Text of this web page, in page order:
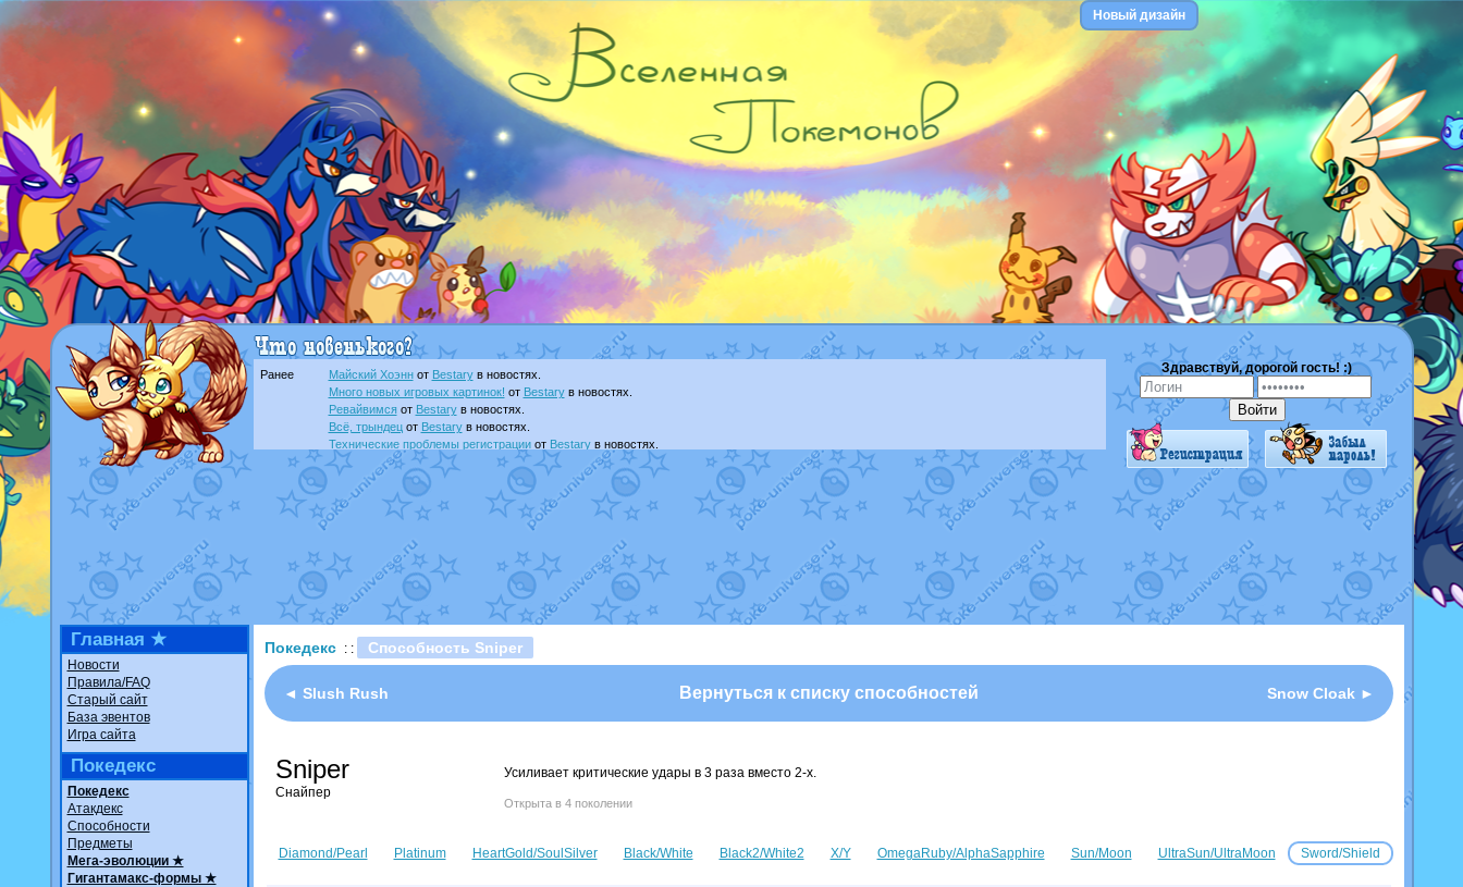
Новый дизайн
Ранее Майский Хоэннот Bestaryв новостях.
Много новых игровых картинок! от Bestaryв новостях.
Ревайвимсяот Bestaryв новостях.
Всё, трындецот Bestaryв новостях.
Технические проблемы регистрацииот Bestaryв новостях.
доброе утро славянеот Dakkuв фанарте.
Йолда и МимикьюотMavisNyanCat
в фанарте.
Недовольный котомангуст
отRandomon
в фанарте.
The Dark Wishmakerот Randomon
в фанарте.
в фанарте.
ilovearceus
Raging Boltот GraceDaFox
в фанарте.
Shadow mismagiusот
в фанарте.
художник
отvicavica в фанарте.
Здравствуй, дорогой гость! :)
Главная ★
Новости
Правила/FAQ
Старый сайт
База эвентов
Игра сайта
Покедекс
Покедекс
Атакдекс
Способности
Предметы
Мега-эволюции ★
Гигантамакс-формы ★
Покедекс : : Способность Sniper
◄ Slush Rush Вернуться к списку способностей Snow Cloak ►
Sniper
Снайпер
Усиливает критические удары в 3 раза вместо 2-х.
Открыта в 4 поколении
Diamond/Pearl Platinum HeartGold/SoulSilver Black/White Black2/White2 X/Y OmegaRuby/AlphaSapphire Sun/Moon UltraSun/UltraMoon Sword/Shield